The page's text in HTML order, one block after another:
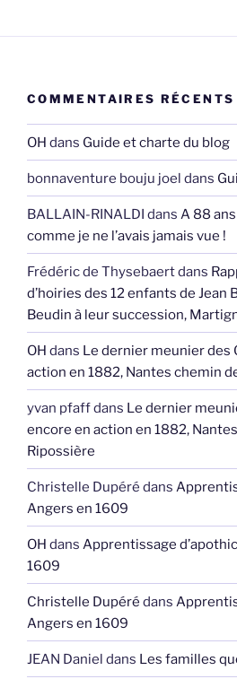
COMMENTAIRES RÉCENTS
OH dans Guide et charte du blog
bonnaventure bouju joel dans
BALLAIN-RINALDI dans A 88
comme je ne l’avais jamais vue !
Frédéric de Thysebaertdans
d’hoiries des 12 enfants de Jean
Beudin à leur succession,
OH dans Le dernier meunier des
action en 1882, Nantes chemin
yvan pfaffdans Le dernier
encore en action en 1882,
Ripossière
Christelle Dupéré dans
Angers en 1609
OH dans Apprentissage
1609
Christelle Dupéré dans
Angers en 1609
JEAN Daniel dans Les familles